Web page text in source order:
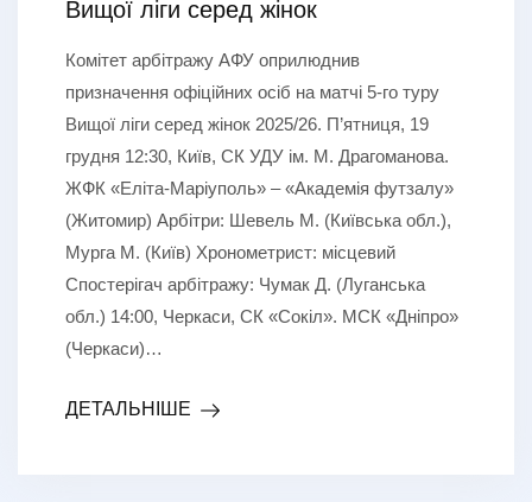
Вищої ліги серед жінок
Комітет арбітражу АФУ оприлюднив
призначення офіційних осіб на матчі 5-го туру
Вищої ліги серед жінок 2025/26. П’ятниця, 19
грудня 12:30, Київ, СК УДУ ім. М. Драгоманова.
ЖФК «Еліта-Маріуполь» – «Академія футзалу»
(Житомир) Арбітри: Шевель М. (Київська обл.),
Мурга М. (Київ) Хронометрист: місцевий
Спостерігач арбітражу: Чумак Д. (Луганська
обл.) 14:00, Черкаси, СК «Сокіл». МСК «Дніпро»
(Черкаси)…
ДЕТАЛЬНІШЕ